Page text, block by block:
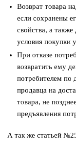
Возврат товара
если сохранены
свойства, а
условия покупки
При отказе
возвратить ему
потребителем по
продавца на
товара, не
предъявления
А так же статьей